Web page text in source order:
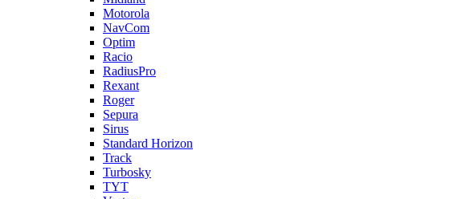
Motorola
NavCom
Optim
Racio
RadiusPro
Rexant
Roger
Sepura
Sirus
Standard Horizon
Track
Turbosky
TYT